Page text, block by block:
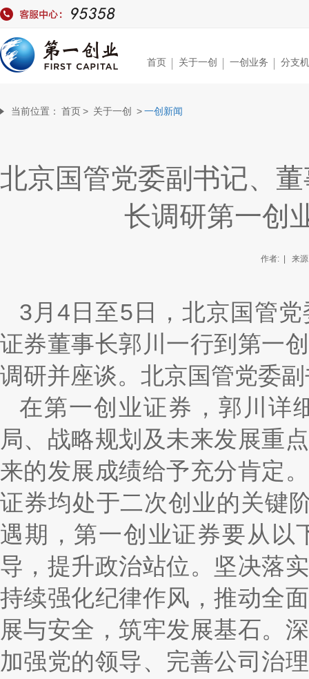
首页 关于一创 一创业务 分支
当前位置： 首页> 关于一创 >一创新闻
北京国管党委副书记、
长调研第一创
作者: | 来源
3月4日至5日，北京国管
证券董事长郭川一行到第一
调研并座谈。北京国管党委
在第一创业证券，郭川详
局、战略规划及未来发展重
来的发展成绩给予充分肯定
证券均处于二次创业的关键
遇期，第一创业证券要从以
导，提升政治站位。坚决落
持续强化纪律作风，推动全
展与安全，筑牢发展基石。
加强党的领导、完善公司治